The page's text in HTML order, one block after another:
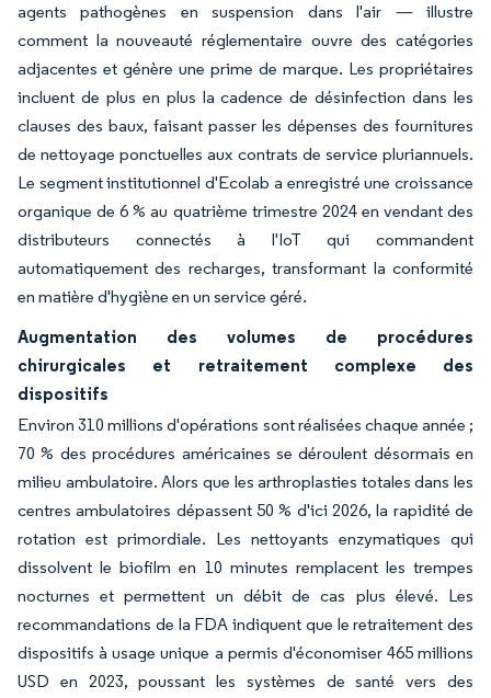
agents pathogènes en suspension dans l'air — illustre
comment la nouveauté réglementaire ouvre des catégories
adjacentes et génère une prime de marque. Les propriétaires
incluent de plus en plus la cadence de désinfection dans les
clauses des baux, faisant passer les dépenses des fournitures
de nettoyage ponctuelles aux contrats de service pluriannuels.
Le segment institutionnel d'Ecolab a enregistré une croissance
organique de 6 % au quatrième trimestre 2024 en vendant des
distributeurs connectés à l'IoT qui commandent
automatiquement des recharges, transformant la conformité
en matière d'hygiène en un service géré.
Augmentation des volumes de procédures
chirurgicales et retraitement complexe des
dispositifs
Environ 310 millions d'opérations sont réalisées chaque année ;
70 % des procédures américaines se déroulent désormais en
milieu ambulatoire. Alors que les arthroplasties totales dans les
centres ambulatoires dépassent 50 % d'ici 2026, la rapidité de
rotation est primordiale. Les nettoyants enzymatiques qui
dissolvent le biofilm en 10 minutes remplacent les trempes
nocturnes et permettent un débit de cas plus élevé. Les
recommandations de la FDA indiquent que le retraitement des
dispositifs à usage unique a permis d'économiser 465 millions
USD en 2023, poussant les systèmes de santé vers des